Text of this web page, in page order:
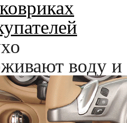
лет